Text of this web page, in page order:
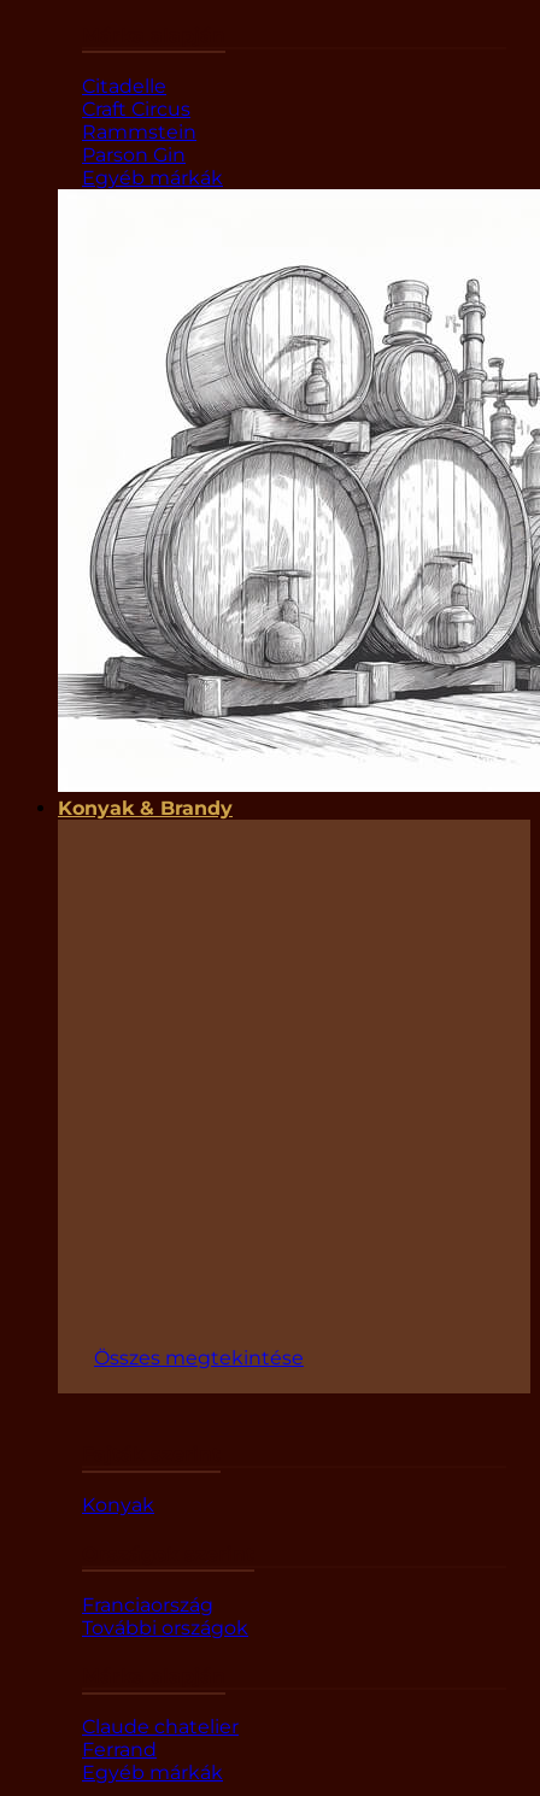
Citadelle
Craft Circus
Rammstein
Parson Gin
Egyéb márkák
Konyak & Brandy
Összes megtekintése
Konyak
Franciaország
További országok
Claude chatelier
Ferrand
Egyéb márkák